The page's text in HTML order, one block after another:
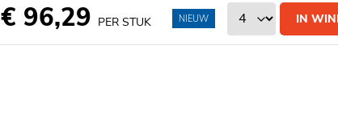
€ 96,29 PER STUK IN
NIEUW